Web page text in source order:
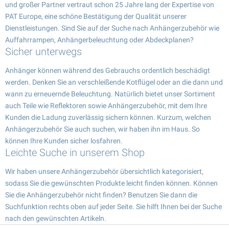
und großer Partner vertraut schon 25 Jahre lang der Expertise von
PAT Europe, eine schöne Bestätigung der Qualität unserer
Dienstleistungen. Sind Sie auf der Suche nach Anhängerzubehör wie
Auffahrrampen, Anhängerbeleuchtung oder Abdeckplanen?
Sicher unterwegs
Anhänger können während des Gebrauchs ordentlich beschädigt
werden. Denken Sie an verschleißende Kotflügel oder an die dann und
wann zu erneuernde Beleuchtung. Natürlich bietet unser Sortiment
auch Teile wie Reflektoren sowie Anhängerzubehör, mit dem Ihre
Kunden die Ladung zuverlässig sichern können. Kurzum, welchen
Anhängerzubehör Sie auch suchen, wir haben ihn im Haus. So
können Ihre Kunden sicher losfahren.
Leichte Suche in unserem Shop
Wir haben unsere Anhängerzubehör übersichtlich kategorisiert,
sodass Sie die gewünschten Produkte leicht finden können. Können
Sie die Anhängerzubehör nicht finden? Benutzen Sie dann die
Suchfunktion rechts oben auf jeder Seite. Sie hilft Ihnen bei der Suche
nach den gewünschten Artikeln.